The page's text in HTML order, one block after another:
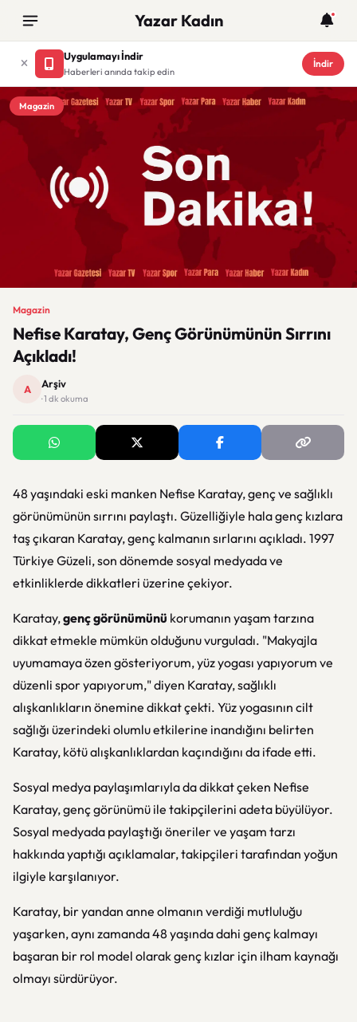
Yazar Kadın
Uygulamayı İndir
Haberleri anında takip edin
İndir
Magazin
Magazin
Nefise Karatay, Genç Görünümünün Sırrını
Açıkladı!
A Arşiv
· 1 dk okuma
48 yaşındaki eski manken Nefise Karatay, genç ve sağlıklı
görünümünün sırrını paylaştı. Güzelliğiyle hala genç kızlara
taş çıkaran Karatay, genç kalmanın sırlarını açıkladı. 1997
Türkiye Güzeli, son dönemde sosyal medyada ve
etkinliklerde dikkatleri üzerine çekiyor.
Karatay,genç görünümünü korumanın yaşam tarzına
dikkat etmekle mümkün olduğunu vurguladı. "Makyajla
uyumamaya özen gösteriyorum, yüz yogası yapıyorum ve
düzenli spor yapıyorum," diyen Karatay, sağlıklı
alışkanlıkların önemine dikkat çekti. Yüz yogasının cilt
sağlığı üzerindeki olumlu etkilerine inandığını belirten
Karatay, kötü alışkanlıklardan kaçındığını da ifade etti.
Sosyal medya paylaşımlarıyla da dikkat çeken Nefise
Karatay, genç görünümü ile takipçilerini adeta büyülüyor.
Sosyal medyada paylaştığı öneriler ve yaşam tarzı
hakkında yaptığı açıklamalar, takipçileri tarafından yoğun
ilgiyle karşılanıyor.
Karatay, bir yandan anne olmanın verdiği mutluluğu
yaşarken, aynı zamanda 48 yaşında dahi genç kalmayı
başaran bir rol model olarak genç kızlar için ilham kaynağı
olmayı sürdürüyor.